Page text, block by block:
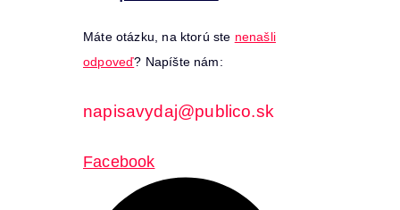
Máte otázku, na ktorú ste nenašli
odpoveď? Napíšte nám:
napisavydaj@publico.sk
Facebook